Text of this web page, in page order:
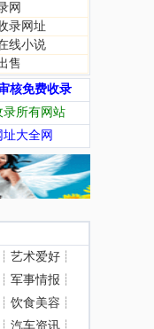
网
录网址
线小说
售
核免费收录
录所有网站
址大全网
┊ 艺术爱好┊
┊ 军事情报 ┊
┊ 饮食美容 ┊
┊ 汽车资讯┊